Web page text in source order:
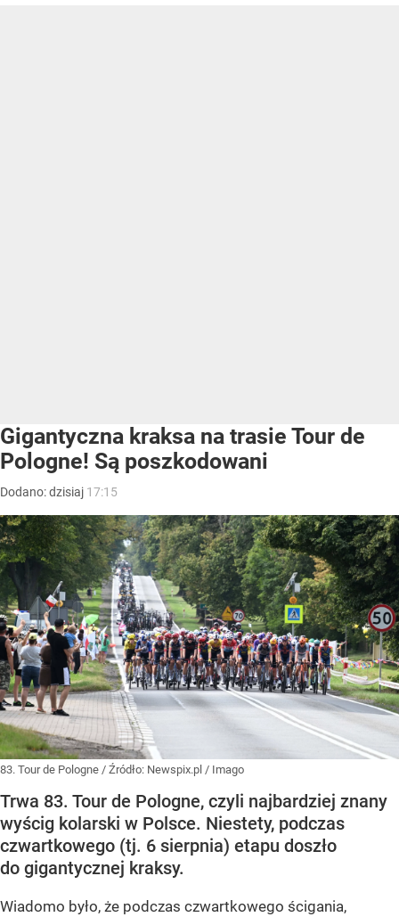
Gigantyczna kraksa na trasie Tour de
Pologne! Są poszkodowani
Dodano:dzisiaj 17:15
83. Tour de Pologne / Źródło: Newspix.pl / Imago
Trwa 83. Tour de Pologne, czyli najbardziej znany
wyścig kolarski w Polsce. Niestety, podczas
czwartkowego (tj. 6 sierpnia) etapu doszło
do gigantycznej kraksy.
Wiadomo było, że podczas czwartkowego ścigania,